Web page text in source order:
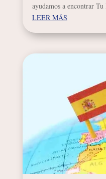
ayudamos a encontrar Tu
LEER MÁS